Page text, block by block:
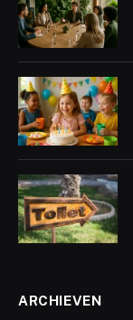
ARCHIEVEN